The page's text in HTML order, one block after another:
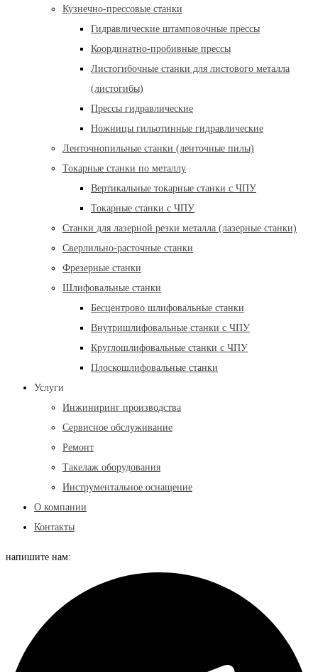
Кузнечно-прессовые станки
Гидравлические штамповочные прессы
Координатно-пробивные прессы
Листогибочные станки для листового металла
(листогибы)
Прессы гидравлические
Ножницы гильотинные гидравлические
Ленточнопильные станки (ленточные пилы)
Токарные станки по металлу
Вертикальные токарные станки с ЧПУ
Токарные станки с ЧПУ
Станки для лазерной резки металла (лазерные станки)
Сверлильно-расточные станки
Фрезерные станки
Шлифовальные станки
Бесцентрово шлифовальные станки
Внутришлифовальные станки с ЧПУ
Круглошлифовальные станки с ЧПУ
Плоскошлифовальные станки
Услуги
Инжиниринг производства
Сервисное обслуживание
Ремонт
Такелаж оборудования
Инструментальное оснащение
О компании
Контакты
напишите нам: